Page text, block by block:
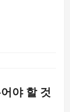
야 할 것